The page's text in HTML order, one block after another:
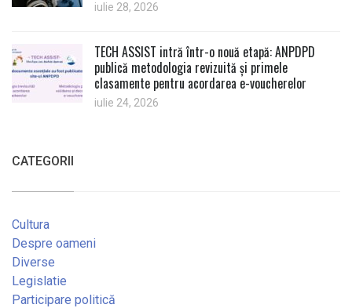
iulie 28, 2026
TECH ASSIST intră într-o nouă etapă: ANPDPD
publică metodologia revizuită și primele
clasamente pentru acordarea e-voucherelor
iulie 24, 2026
CATEGORII
Cultura
Despre oameni
Diverse
Legislatie
Participare politică